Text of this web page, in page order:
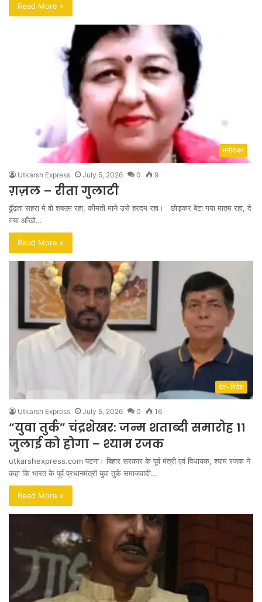
Read More »
मनोरंजन
Utkarsh Express July 5, 2026 0 9
ग़ज़ल – रीता गुलाटी
ढू़ँढ़ता सहरा मे वो शबऩम़ रहा, कीमती माने उसे हरदम रहा। छोड़कर बेटा गया म़ात़म़ रहा, दे
ग़या आँखो…
Read More »
देश-विदेश
Utkarsh Express July 5, 2026 0 16
“युवा तुर्क” चंद्रशेखर: जन्म शताब्दी समारोह 11
जुलाई को होगा – श्याम रजक
utkarshexpress.com पटना। बिहार सरकार के पूर्व मंत्री एवं विधायक, श्याम रजक ने
कहा कि भारत के पूर्व प्रधानमंत्री युवा तुर्क समाजवादी…
Read More »